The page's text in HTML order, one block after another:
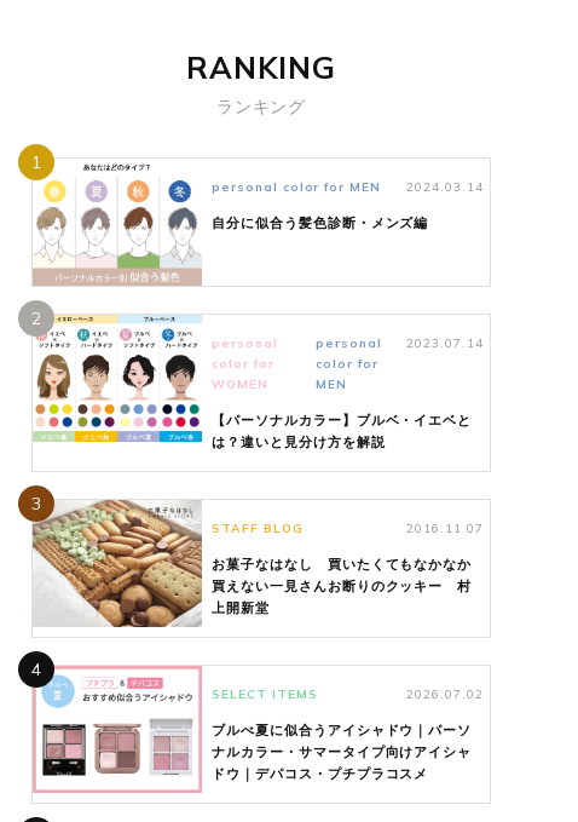
RANKING
ランキング
1
personal color for MEN 2024.03.14
自分に似合う髪色診断・メンズ編
2
personal
color for
WOMEN
personal
color for
MEN
2023.07.14
【パーソナルカラー】ブルベ・イエベと
は？違いと見分け方を解説
3
STAFF BLOG 2016.11.07
お菓子なはなし 買いたくてもなかなか
買えない一見さんお断りのクッキー 村
上開新堂
4
SELECT ITEMS 2026.07.02
ブルべ夏に似合うアイシャドウ｜パーソ
ナルカラー・サマータイプ向けアイシャ
ドウ｜デパコス・プチプラコスメ